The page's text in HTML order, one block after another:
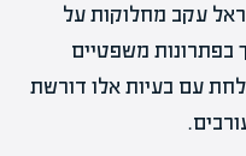
עקב מחלוקות על
בפתרונות משפטיים
עם בעיות אלו דורשת